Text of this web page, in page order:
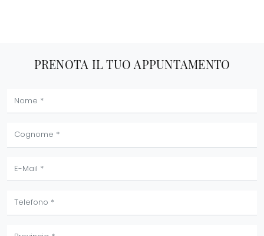
PRENOTA IL TUO APPUNTAMENTO